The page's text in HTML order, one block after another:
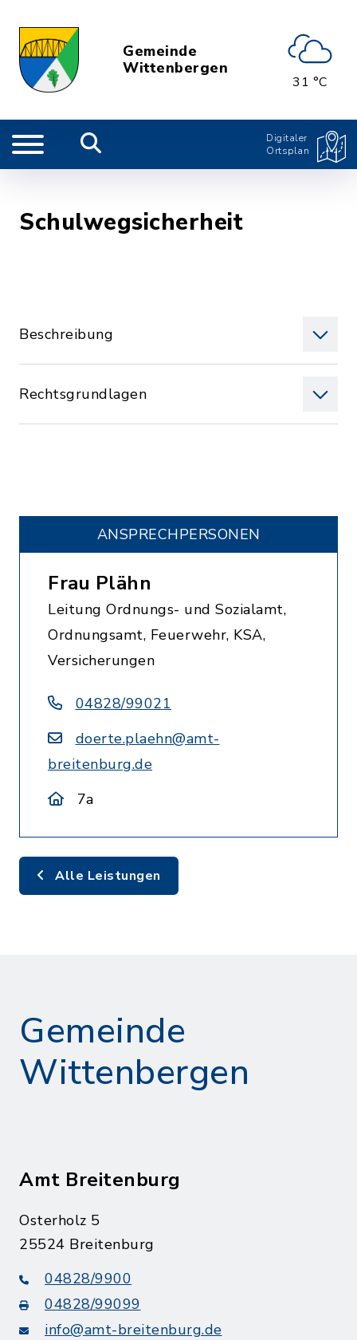
Gemeinde
Wittenbergen
31 °C
Digitaler
Ortsplan
Schulwegsicherheit
Beschreibung
Rechtsgrundlagen
ANSPRECHPERSONEN
Frau Plähn
Leitung Ordnungs- und Sozialamt,
Ordnungsamt, Feuerwehr, KSA,
Versicherungen
04828/99021
doerte.plaehn@amt-
breitenburg.de
7a
Alle Leistungen
Gemeinde
Wittenbergen
Amt Breitenburg
Osterholz 5
25524 Breitenburg
04828/9900
04828/99099
info@amt-breitenburg.de